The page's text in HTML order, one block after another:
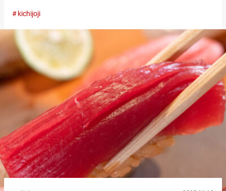
的酒吧，還有DJ活動、客座主廚提供的特製料理等多樣的魅力。
kichijoji